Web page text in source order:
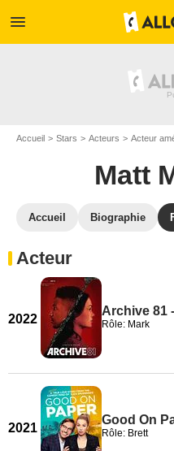
menu
Accueil Stars Acteurs Acteur
Matt
Accueil Biographie
Acteur
2022
Archive 81
Rôle: Mark
2021
Good On
Rôle: Brett